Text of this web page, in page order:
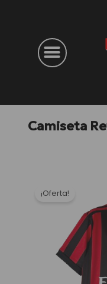
Camiseta
¡Oferta!